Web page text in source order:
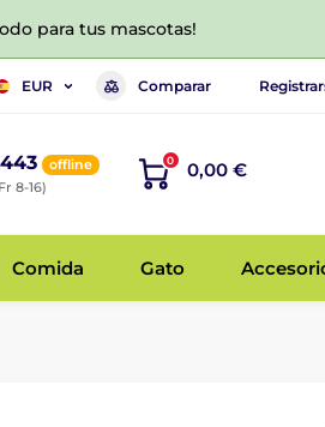
para tus mascotas!
EUR Comparar
offline
8-16)
0 0,00 €
Comida Gato